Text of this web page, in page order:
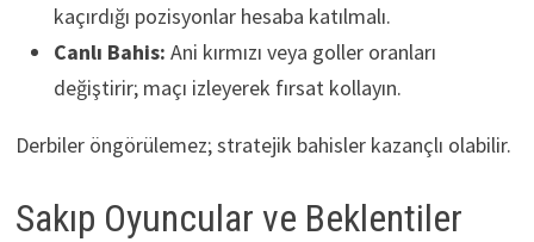
kaçırdığı pozisyonlar hesaba katılmalı.
Canlı Bahis: Ani kırmızı veya goller oranları
değiştirir; maçı izleyerek fırsat kollayın.
Derbiler öngörülemez; stratejik bahisler kazançlı olabilir.
Sakıp Oyuncular ve Beklentiler